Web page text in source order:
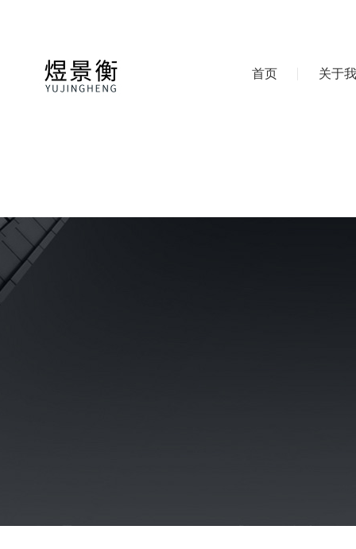
首页 关于